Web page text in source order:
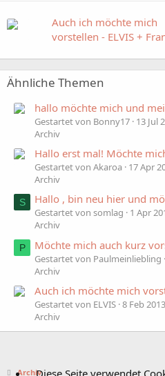
Auch ich möchte mich
vorstellen - ELVIS +
Ähnliche Themen
hallo möchte mich und
Gestartet von Bonny17 13 Jul
Archiv
Hallo erst mal! Möchte
Gestartet von Akaroa 17 Apr
Archiv
S Hallo , bin neu hier und
Gestartet von somlag 1 Apr
Archiv
P Möchte mich auch kurz
Gestartet von Paulmeinliebling
Archiv
Auch ich möchte mich
Gestartet von ELVIS 8 Feb 2013
Archiv
ArchivDiese Seite verwendet